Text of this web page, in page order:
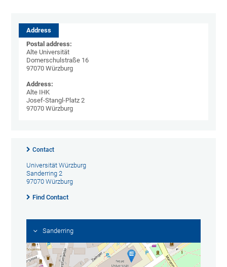
Address
Postal address:
Alte Universität
Domerschulstraße 16
97070 Würzburg
Address:
Alte IHK
Josef-Stangl-Platz 2
97070 Würzburg
Contact
Universität Würzburg
Sanderring 2
97070 Würzburg
Find Contact
Sanderring